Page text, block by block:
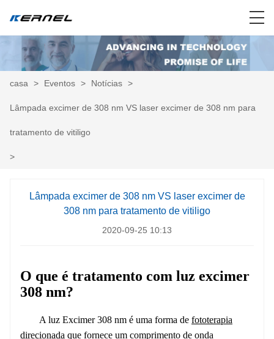
casa > Eventos > Notícias >
Lâmpada excimer de 308 nm VS laser excimer de 308 nm para
tratamento de vitiligo
>
Lâmpada excimer de 308 nm VS laser excimer de
308 nm para tratamento de vitiligo
2020-09-25 10:13
O que é tratamento com luz excimer
308 nm?
A luz Excimer 308 nm é uma forma de fototerapia
direcionada que fornece um comprimento de onda